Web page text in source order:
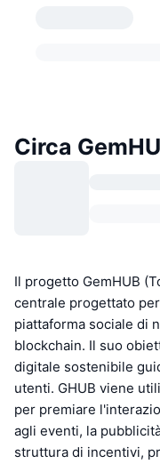
Circa
Il progetto GemHUB
centrale progettato
piattaforma sociale di
blockchain. Il suo
digitale sostenibile
utenti. GHUB viene
per premiare
agli eventi, la
struttura di incentivi,